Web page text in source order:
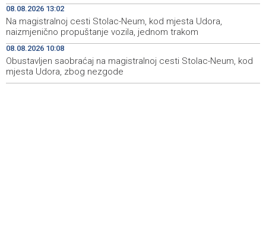
17:26
Kod mosta Brčko - Gunja pronađene kosti, vještaci
sudske medicine utvrđuju porijeklo
'Pekijada' u Varešu okupila 37 ekipa iz četiri države
regiona
08.08.2026 13:02
Na magistralnoj cesti Stolac-Neum, kod mjesta Udora,
naizmjenično propuštanje vozila, jednom trakom
08.08.2026 10:08
Obustavljen saobraćaj na magistralnoj cesti Stolac-Neum, kod
mjesta Udora, zbog nezgode